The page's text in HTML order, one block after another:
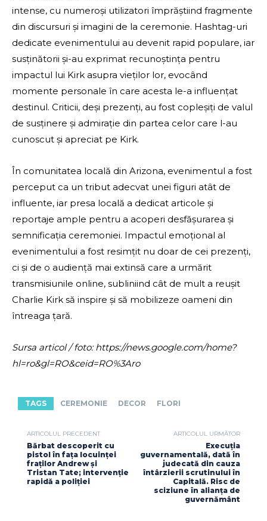
intense, cu numeroși utilizatori împrăștiind fragmente
din discursuri și imagini de la ceremonie. Hashtag-uri
dedicate evenimentului au devenit rapid populare, iar
susținătorii și-au exprimat recunoștința pentru
impactul lui Kirk asupra vieților lor, evocând
momente personale în care acesta le-a influențat
destinul. Criticii, deși prezenți, au fost copleșiți de valul
de susținere și admirație din partea celor care l-au
cunoscut și apreciat pe Kirk.
În comunitatea locală din Arizona, evenimentul a fost
perceput ca un tribut adecvat unei figuri atât de
influente, iar presa locală a dedicat articole și
reportaje ample pentru a acoperi desfășurarea și
semnificația ceremoniei. Impactul emoțional al
evenimentului a fost resimțit nu doar de cei prezenți,
ci și de o audiență mai extinsă care a urmărit
transmisiunile online, subliniind cât de mult a reușit
Charlie Kirk să inspire și să mobilizeze oameni din
întreaga țară.
Sursa articol / foto: https://news.google.com/home?
hl=ro&gl=RO&ceid=RO%3Aro
TAGS CEREMONIE DECOR FLORI
ARTICOLUL PRECEDENT
Bărbat descoperit cu
pistol în fața locuinței
fraților Andrew și
Tristan Tate; intervenție
rapidă a poliției
ARTICOLUL URMĂTOR
Execuția
guvernamentală, dată în
judecată din cauza
întârzierii scrutinului în
Capitală. Risc de
sciziune în alianța de
guvernământ